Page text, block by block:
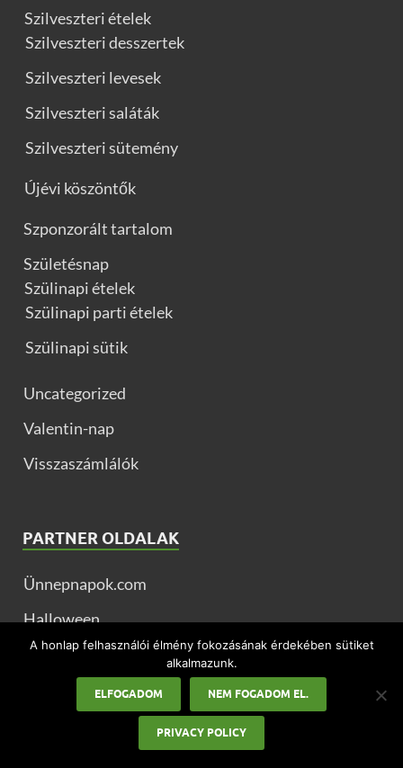
Szilveszteri ételek
Szilveszteri desszertek
Szilveszteri levesek
Szilveszteri saláták
Szilveszteri sütemény
Újévi köszöntők
Szponzorált tartalom
Születésnap
Szülinapi ételek
Szülinapi parti ételek
Szülinapi sütik
Uncategorized
Valentin-nap
Visszaszámlálók
PARTNER OLDALAK
Ünnepnapok.com
Halloween
Valentin nap
Apák napja
A honlap felhasználói élmény fokozásának érdekében sütiket
alkalmazunk.
ELFOGADOM NEM FOGADOM EL.
PRIVACY POLICY